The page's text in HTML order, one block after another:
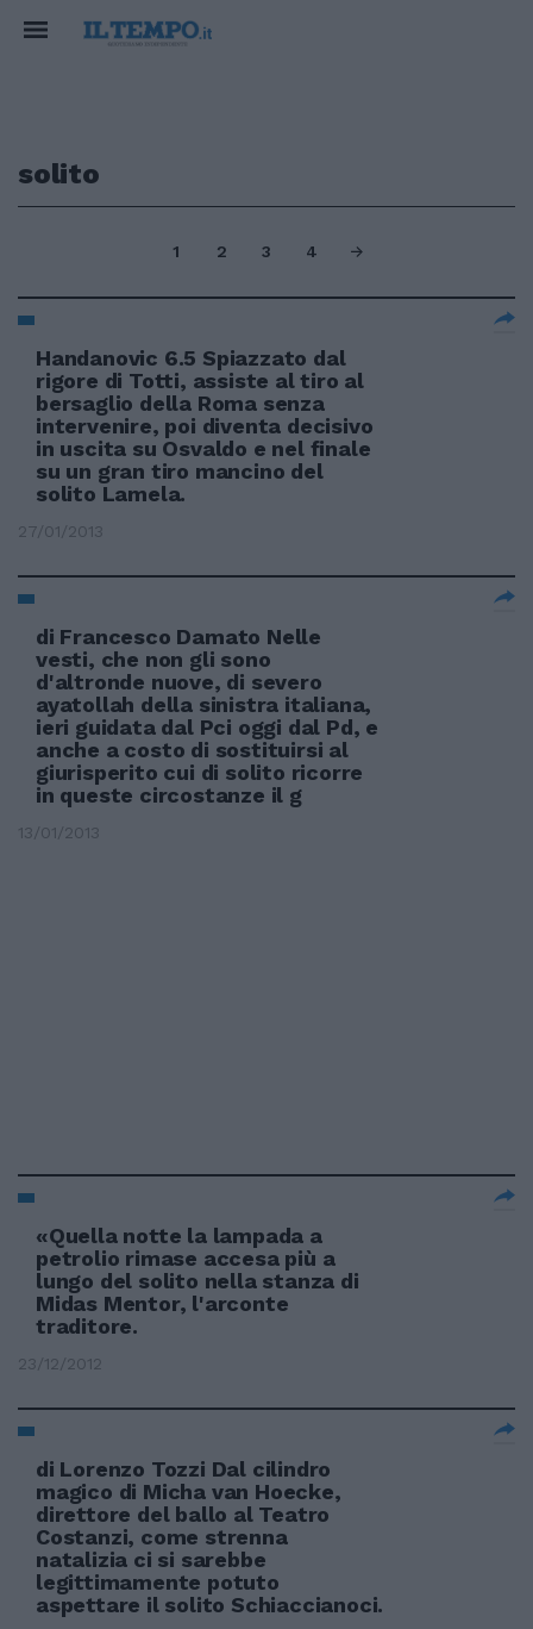
solito
1 2 3 4
Handanovic 6.5 Spiazzato dal
rigore di Totti, assiste al tiro al
bersaglio della Roma senza
intervenire, poi diventa decisivo
in uscita su Osvaldo e nel finale
su un gran tiro mancino del
solito Lamela.
27/01/2013
di Francesco Damato Nelle
vesti, che non gli sono
d'altronde nuove, di severo
ayatollah della sinistra italiana,
ieri guidata dal Pci oggi dal Pd, e
anche a costo di sostituirsi al
giurisperito cui di solito ricorre
in queste circostanze il g
13/01/2013
«Quella notte la lampada a
petrolio rimase accesa più a
lungo del solito nella stanza di
Midas Mentor, l'arconte
traditore.
23/12/2012
di Lorenzo Tozzi Dal cilindro
magico di Micha van Hoecke,
direttore del ballo al Teatro
Costanzi, come strenna
natalizia ci si sarebbe
legittimamente potuto
aspettare il solito Schiaccianoci.